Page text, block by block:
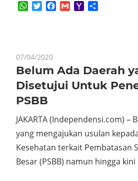
WhatsApp
TwitterFacebook
GmailYahoo
07/04/2020
Belum Ada Daerah
Disetujui Untuk
PSBB
JAKARTA (Independensi.com) –
yang mengajukan usulan
Kesehatan terkait Pembatasan
Besar (PSBB) namun hingga kini